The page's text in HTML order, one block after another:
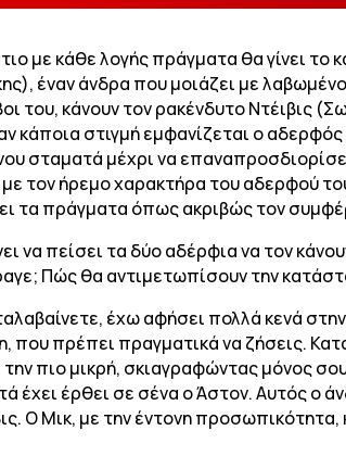
με κάθε λογής πράγματα θα γίνει το
έναν άνδρα που μοιάζει με
του, κάνουν τον ρακένδυτο Ντέιβις
κάποια στιγμή εμφανίζεται ο
σταματά μέχρι να
τον ήρεμο χαρακτήρα του αδερφού
τα πράγματα όπως ακριβώς τον
να πείσει τα δύο αδέρφια να τον
Πώς θα αντιμετωπίσουν την
έχω αφήσει πολλά κενά
που πρέπει πραγματικά να ζήσεις.
την πιο μικρή, σκιαγραφώντας μόνος
έχει έρθει σε σένα ο Άστον. Αυτός ο
Ο Μικ, με την έντονη